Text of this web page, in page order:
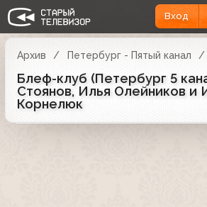
Вход
Архив Петербург - Пятый канал
Блеф-клуб (Петербург 5
Стоянов, Илья Олейников и
Корнелюк